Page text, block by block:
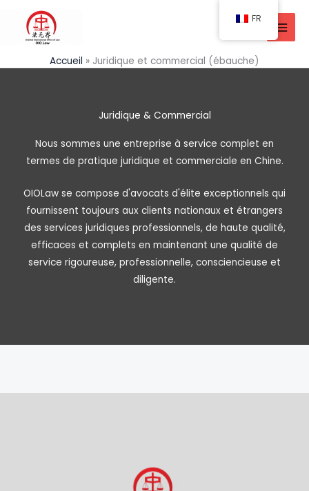
contenu
Accueil
Juridique et commercial (ébauche)
Juridique & Commercial
Nous sommes une entreprise à service complet en
termes de pratique juridique et commerciale en Chine.
OIOLaw se compose d'avocats d'élite exceptionnels qui
fournissent toujours aux clients nationaux et étrangers
des services juridiques professionnels, de haute qualité,
efficaces et complets en maintenant une qualité de
service rigoureuse, professionnelle, consciencieuse et
diligente.
FR